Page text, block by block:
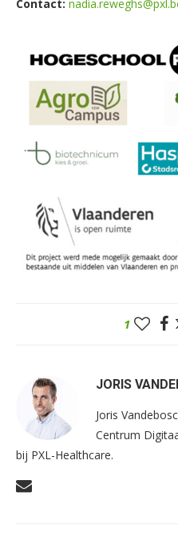
Contact:
1
JORIS
Joris
Centrum
bij PXL-Healthcare.